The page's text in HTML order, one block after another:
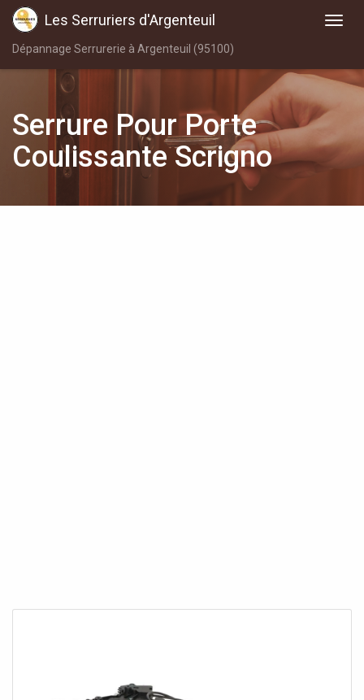
Les Serruriers d'Argenteuil
Dépannage Serrurerie à Argenteuil (95100)
Serrure Pour Porte
Coulissante Scrigno